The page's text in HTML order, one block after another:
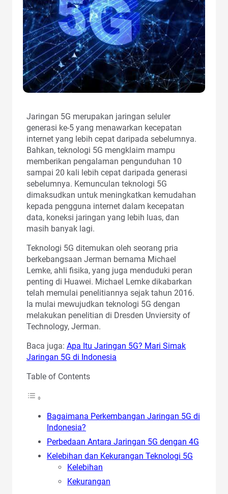
Jaringan 5G merupakan jaringan seluler
generasi ke-5 yang menawarkan kecepatan
internet yang lebih cepat daripada sebelumnya.
Bahkan, teknologi 5G mengklaim mampu
memberikan pengalaman pengunduhan 10
sampai 20 kali lebih cepat daripada generasi
sebelumnya. Kemunculan teknologi 5G
dimaksudkan untuk meningkatkan kemudahan
kepada pengguna internet dalam kecepatan
data, koneksi jaringan yang lebih luas, dan
masih banyak lagi.
Teknologi 5G ditemukan oleh seorang pria
berkebangsaan Jerman bernama Michael
Lemke, ahli fisika, yang juga menduduki peran
penting di Huawei. Michael Lemke dikabarkan
telah memulai penelitiannya sejak tahun 2016.
Ia mulai mewujudkan teknologi 5G dengan
melakukan penelitian di Dresden Unviersity of
Technology, Jerman.
Baca juga: Apa Itu Jaringan 5G? Mari Simak
Jaringan 5G di Indonesia
Table of Contents
Bagaimana Perkembangan Jaringan 5G di
Indonesia?
Perbedaan Antara Jaringan 5G dengan 4G
Kelebihan dan Kekurangan Teknologi 5G
Kelebihan
Kekurangan